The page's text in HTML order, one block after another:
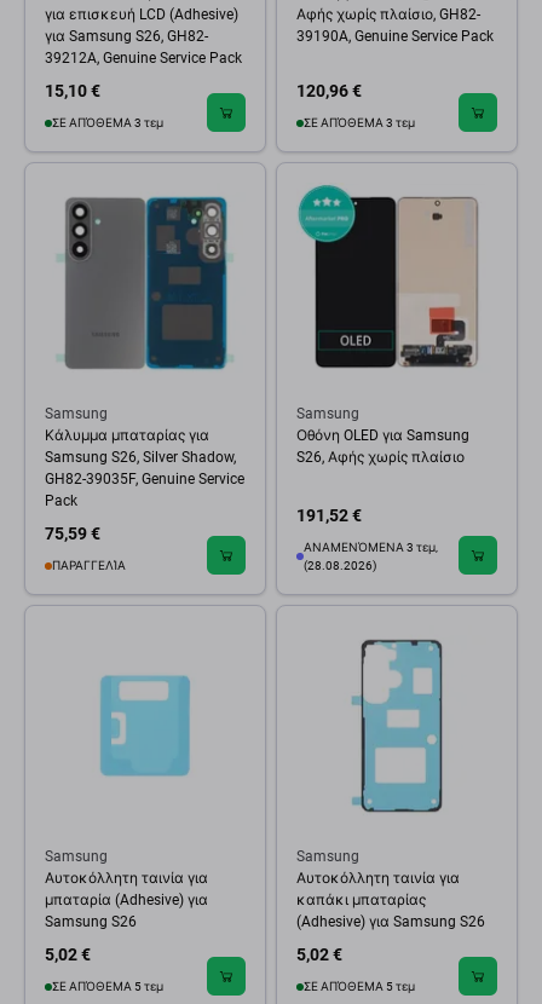
για επισκευή LCD (Adhesive)
για Samsung S26, GH82-
39212A, Genuine Service Pack
15,10 €
ΣΕ ΑΠΌΘΕΜΑ 3 τεμ
Αφής χωρίς πλαίσιο, GH82-
39190A, Genuine Service Pack
120,96 €
ΣΕ ΑΠΌΘΕΜΑ 3 τεμ
Samsung
Κάλυμμα μπαταρίας για
Samsung S26, Silver Shadow,
GH82-39035F, Genuine Service
Pack
75,59 €
ΠΑΡΑΓΓΕΛΊΑ
Samsung
Οθόνη OLED για Samsung
S26, Αφής χωρίς πλαίσιο
191,52 €
ΑΝΑΜΕΝΌΜΕΝΑ 3 τεμ,
(28.08.2026)
Samsung
Αυτοκόλλητη ταινία για
μπαταρία (Adhesive) για
Samsung S26
5,02 €
ΣΕ ΑΠΌΘΕΜΑ 5 τεμ
Samsung
Αυτοκόλλητη ταινία για
καπάκι μπαταρίας
(Adhesive) για Samsung S26
5,02 €
ΣΕ ΑΠΌΘΕΜΑ 5 τεμ